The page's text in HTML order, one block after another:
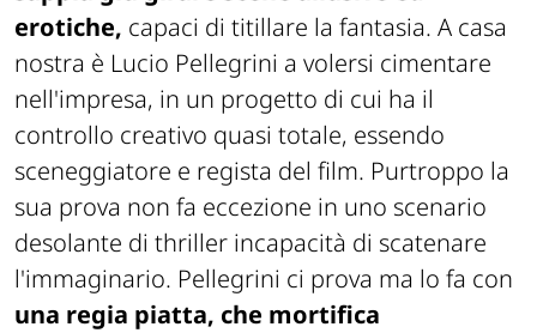
erotiche, capaci di titillare la fantasia. A casa
nostra è Lucio Pellegrini a volersi cimentare
nell'impresa, in un progetto di cui ha il
controllo creativo quasi totale, essendo
sceneggiatore e regista del film. Purtroppo la
sua prova non fa eccezione in uno scenario
desolante di thriller incapacità di scatenare
l'immaginario. Pellegrini ci prova ma lo fa con
una regia piatta, che mortifica